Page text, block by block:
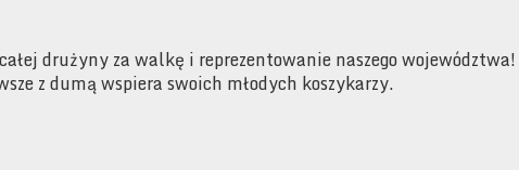
drużyny za walkę i reprezentowanie naszego województwa!
z dumą wspiera swoich młodych koszykarzy.